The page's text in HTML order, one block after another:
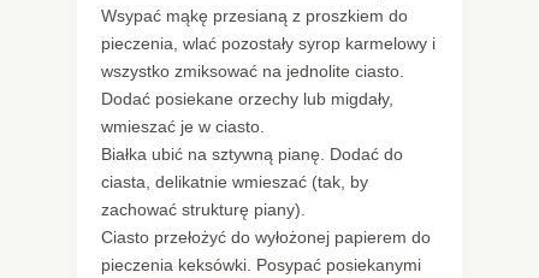
Wsypać mąkę przesianą z proszkiem do
pieczenia, wlać pozostały syrop karmelowy i
wszystko zmiksować na jednolite ciasto.
Dodać posiekane orzechy lub migdały,
wmieszać je w ciasto.
Białka ubić na sztywną pianę. Dodać do
ciasta, delikatnie wmieszać (tak, by
zachować strukturę piany).
Ciasto przełożyć do wyłożonej papierem do
pieczenia keksówki. Posypać posiekanymi